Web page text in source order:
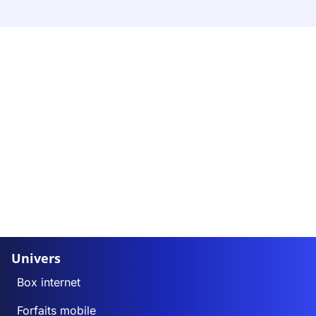
Univers
Box internet
Forfaits mobile